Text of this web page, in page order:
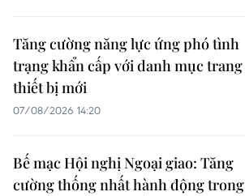
Tăng cường năng lực ứng phó tình
trạng khẩn cấp với danh mục trang
thiết bị mới
07/08/2026 14:20
Bế mạc Hội nghị Ngoại giao: Tăng
cường thống nhất hành động trong